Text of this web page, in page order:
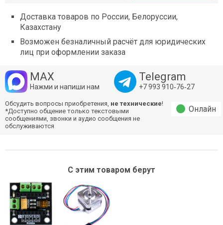
Доставка товаров по России, Белоруссии,
Казахстану
Возможен безналичный расчёт для юридических
лиц при оформлении заказа
MAX
Нажми и напиши нам
Telegram
+7 993 910‑76‑27
Обсудить вопросы приобретения, не технические!
*Доступно общение только текстовыми
сообщениями, звонки и аудио сообщения не
обслуживаются
Онлайн
С этим товаром берут